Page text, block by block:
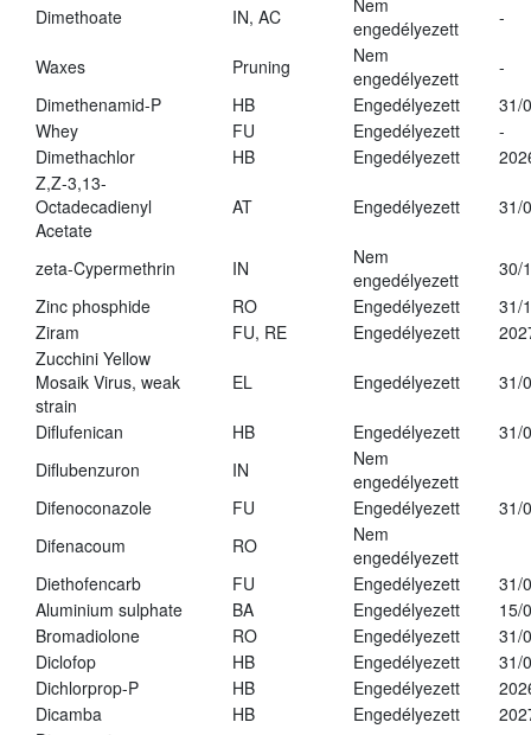
Dimethoate
IN, AC
Nem
engedélyezett
-
Waxes Pruning
Nem
engedélyezett
-
Dimethenamid-P
HB Engedélyezett
31/
Whey
FU Engedélyezett
-
Dimethachlor
HB Engedélyezett
Z,Z-3,13-
Octadecadienyl
Acetate
AT Engedélyezett 31/
zeta-Cypermethrin IN
Nem
engedélyezett
30/
Zinc phosphide
RO Engedélyezett
31/
Ziram
FU, RE Engedélyezett
Zucchini Yellow
Mosaik Virus, weak
strain
EL Engedélyezett 31/
Diflufenican HB Engedélyezett
31/
Diflubenzuron
IN
Nem
engedélyezett
Difenoconazole
FU Engedélyezett
31/
Difenacoum
RO
Nem
engedélyezett
Diethofencarb
FU Engedélyezett
31/
Aluminium sulphate
BA Engedélyezett
15/
Bromadiolone
RO Engedélyezett
31/
Diclofop
HB Engedélyezett
31/
Dichlorprop-P
HB Engedélyezett
Dicamba
HB Engedélyezett